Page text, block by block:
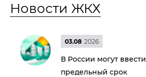
Новости ЖКХ
03.08 2026
В России могут ввести
предельный срок